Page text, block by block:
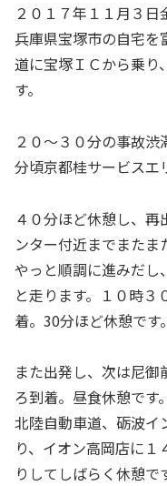
２０１７年１１月３日
兵庫県宝塚市の自宅を
道に宝塚ＩＣから乗り
す。
２０～３０分の事故
分頃京都桂サービスエ
４０分ほど休憩し、
ンター付近までまた
やっと順調に進みだし
と走ります。１０時
着。30分ほど休憩です。
また出発し、次は尼
ろ到着。昼食休憩です
北陸自動車道、砺波イ
り、イオン高岡店に
りしてしばらく休憩で